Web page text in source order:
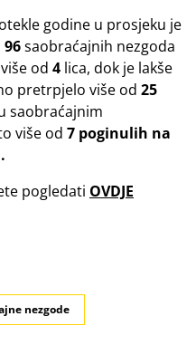
godine u prosjeku je
96saobraćajnih nezgoda
od 4 lica, dok je lakše
pretrpjelo više od 25
saobraćajnim
više od 7 poginulih na
pogledati OVDJE
nezgode